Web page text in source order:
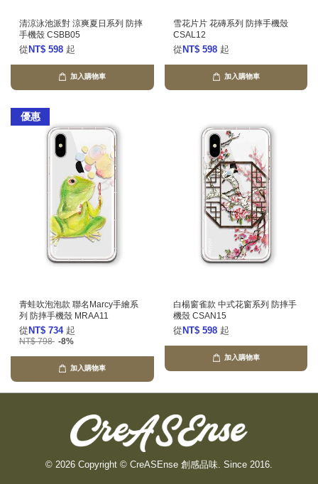
清涼泳池派對 涼爽夏日系列 防摔
手機殼 CSBB05
從 NT$ 598 起
加入購物車
雪花片片 花磚系列 防摔手機殼
CSAL12
從 NT$ 598 起
加入購物車
優惠
青蛙吹泡泡款 聯名Marcy手繪系
列 防摔手機殼 MRAA11
從 NT$ 734 起
NT$ 798 -8%
加入購物車
白楊窗雀款 中式花窗系列 防摔手
機殼 CSAN15
從 NT$ 598 起
加入購物車
© 2026 Copyright © CreASEnse 創感品味. Since 2016.